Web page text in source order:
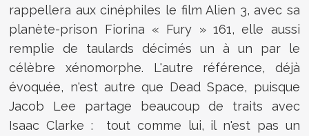
rappellera aux cinéphiles le film Alien 3, avec sa
planète-prison Fiorina « Fury » 161, elle aussi
remplie de taulards décimés un à un par le
célèbre xénomorphe. L'autre référence, déjà
évoquée, n'est autre que Dead Space, puisque
Jacob Lee partage beaucoup de traits avec
Isaac Clarke : tout comme lui, il n'est pas un